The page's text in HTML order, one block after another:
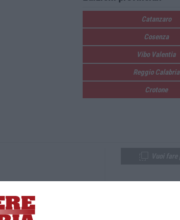
Catanzaro
Cosenza
Vibo Valentia
Reggio Calabria
Crotone